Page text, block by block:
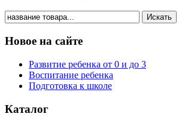
Искать
Новое на сайте
Развитие ребенка от 0 и до 3
Воспитание ребенка
Подготовка к школе
Каталог